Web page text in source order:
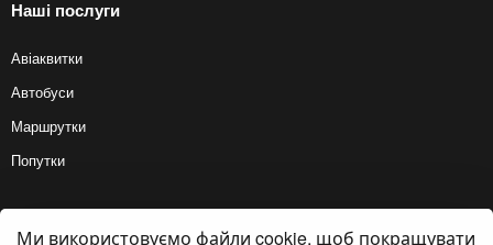
Наші послуги
Авіаквитки
Автобуси
Маршрутки
Попутки
© 2012 — 2026, Biletyplus, ООО «Инновэйтив Трэвел Текнолоджиз». Усі
Ми використовуємо файли cookie, щоб покращувати